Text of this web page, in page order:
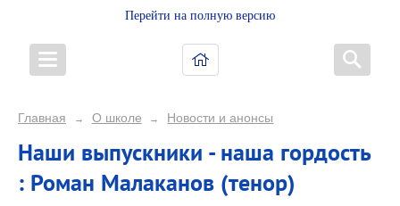
Перейти на полную версию
Главная → О школе → Новости и анонсы
Наши выпускники - наша гордость
: Роман Малаканов (тенор)